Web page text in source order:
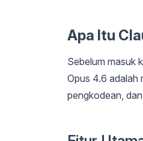
Apa Itu
Sebelum masuk
Opus 4.6 adalah
pengkodean,